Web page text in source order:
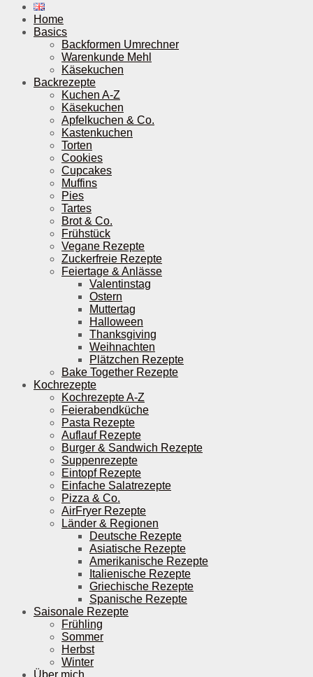
Home
Basics
Backformen Umrechner
Warenkunde Mehl
Käsekuchen
Backrezepte
Kuchen A-Z
Käsekuchen
Apfelkuchen & Co.
Kastenkuchen
Torten
Cookies
Cupcakes
Muffins
Pies
Tartes
Brot & Co.
Frühstück
Vegane Rezepte
Zuckerfreie Rezepte
Feiertage & Anlässe
Valentinstag
Ostern
Muttertag
Halloween
Thanksgiving
Weihnachten
Plätzchen Rezepte
Bake Together Rezepte
Kochrezepte
Kochrezepte A-Z
Feierabendküche
Pasta Rezepte
Auflauf Rezepte
Burger & Sandwich Rezepte
Suppenrezepte
Eintopf Rezepte
Einfache Salatrezepte
Pizza & Co.
AirFryer Rezepte
Länder & Regionen
Deutsche Rezepte
Asiatische Rezepte
Amerikanische Rezepte
Italienische Rezepte
Griechische Rezepte
Spanische Rezepte
Saisonale Rezepte
Frühling
Sommer
Herbst
Winter